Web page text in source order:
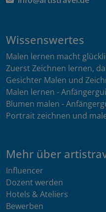
Wissenswertes
Malen lernen macht
Zuerst Zeichnen lernen,
Gesichter Malen und
Malen lernen -
Blumen malen -
Portrait zeichnen und
Mehr über
Influencer
Dozent werden
Hotels & Ateliers
Bewerben